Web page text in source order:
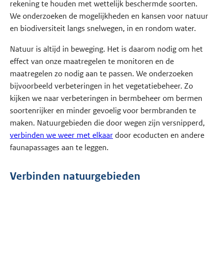
rekening te houden met wettelijk beschermde soorten.
We onderzoeken de mogelijkheden en kansen voor natuur
en biodiversiteit langs snelwegen, in en rondom water.
Natuur is altijd in beweging. Het is daarom nodig om het
effect van onze maatregelen te monitoren en de
maatregelen zo nodig aan te passen. We onderzoeken
bijvoorbeeld verbeteringen in het vegetatiebeheer. Zo
kijken we naar verbeteringen in bermbeheer om bermen
soortenrijker en minder gevoelig voor bermbranden te
maken. Natuurgebieden die door wegen zijn versnipperd,
verbinden we weer met elkaardoor ecoducten en andere
faunapassages aan te leggen.
Verbinden natuurgebieden